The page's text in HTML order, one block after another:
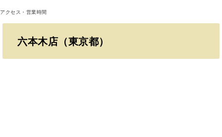
アクセス・営業時間
六本木店（東京都）